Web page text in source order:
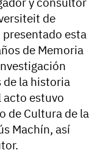
de
esta
de Memoria
de la historia
acto estuvo
de Cultura de la
Machín, así